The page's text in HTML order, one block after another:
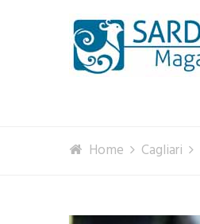
Home Cagliari